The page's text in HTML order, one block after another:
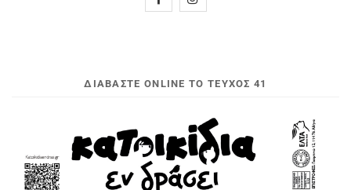
ΔΙΑΒΆΣΤΕ ONLINE ΤΟ ΤΕΎΧΟΣ 41